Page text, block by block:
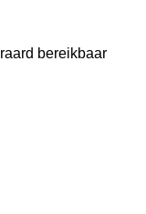
bereikbaar